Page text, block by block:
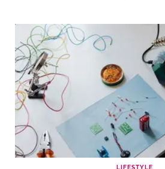
LIFESTYLE